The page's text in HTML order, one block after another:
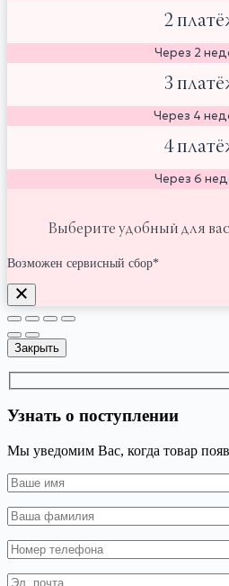
2
Через 2
3
Через 4
4
Через 6
Выберите удобный для
Возможен сервисный сбор*
Закрыть
Узнать о поступлении
Мы уведомим Вас, когда товар